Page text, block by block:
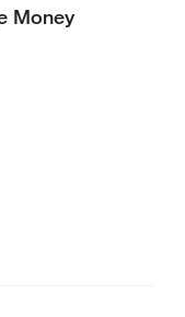
Money